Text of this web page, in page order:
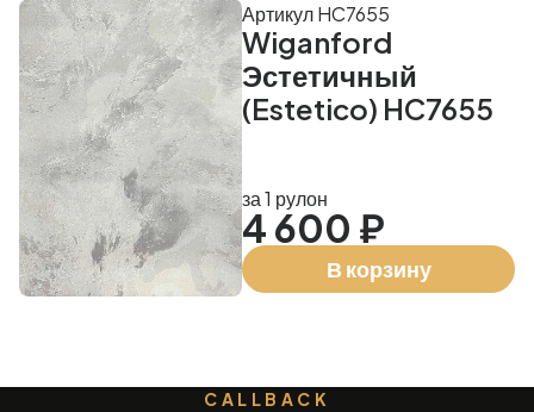
Wiganford
Эстетичный
(Estetico) HC7655
Артикул HC7655
за 1 рулон
4 600 ₽
В корзину
CALLBACK